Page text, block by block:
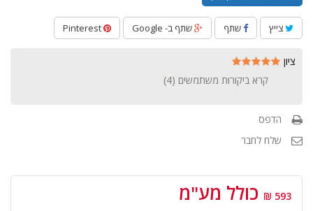
צייץ שתף שתף ב- Google
ציון
קרא ביקורות משתמשים (4
)
הדפס
שלח לחבר
593 ₪ כולל מע"מ